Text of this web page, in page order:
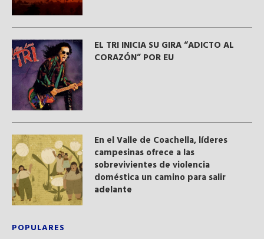
EL TRI INICIA SU GIRA “ADICTO AL
CORAZÓN” POR EU
En el Valle de Coachella, líderes
campesinas ofrece a las
sobrevivientes de violencia
doméstica un camino para salir
adelante
POPULARES